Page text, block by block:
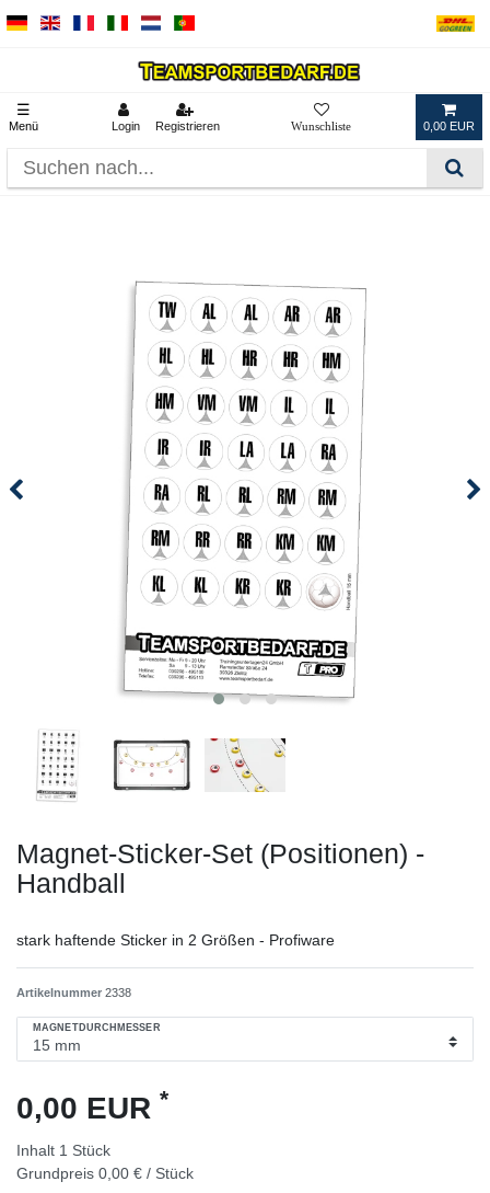
☰
Menü Login Registrieren 0,00 EUR
Magnet-Sticker-Set (Positionen) -
Handball
stark haftende Sticker in 2 Größen - Profiware
Artikelnummer 2338
MAGNETDURCHMESSER
0,00 EUR *
Inhalt 1 Stück
Grundpreis 0,00 € / Stück